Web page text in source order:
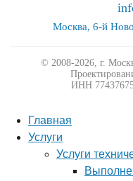
Москва, 6-й
© 2008-2026, г.
ИНН
Главная
Услуги
Услуги